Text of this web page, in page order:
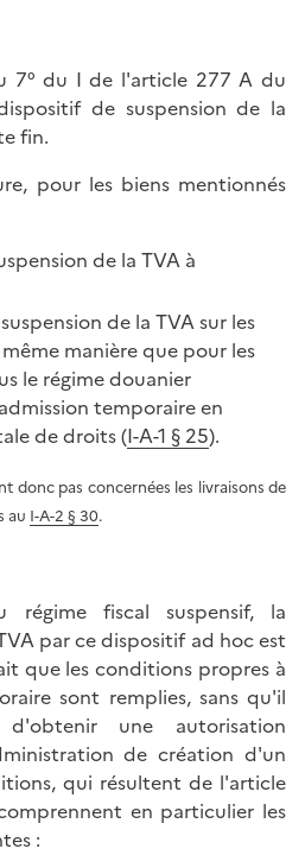
7° du I de l'article 277 A du
de suspension de la
fin.
pour les biens mentionnés
de la TVA à
de la TVA sur les
manière que pour les
le régime douanier
temporaire en
de droits (I-A-1 § 25).
donc pas concernées les livraisons de
au I-A-2 § 30.
régime fiscal suspensif, la
par ce dispositif ad hoc est
que les conditions propres à
sont remplies, sans qu'il
d'obtenir une autorisation
de création d'un
qui résultent de l'article
en particulier les
: